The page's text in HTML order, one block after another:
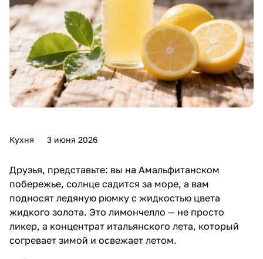
Кухня 3 июня 2026
Друзья, представьте: вы на Амальфитанском
побережье, солнце садится за море, а вам
подносят ледяную рюмку с жидкостью цвета
жидкого золота. Это лимончелло — не просто
ликер, а концентрат итальянского лета, который
согревает зимой и освежает летом.